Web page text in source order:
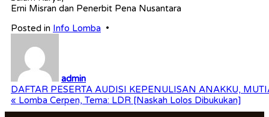
Erni Misran dan Penerbit Pena Nusantara
Posted in Info Lomba •
admin
Post
navigation
DAFTAR PESERTA AUDISI KEPENULISAN ANAKKU,
« Lomba Cerpen, Tema: LDR [Naskah Lolos Dibukukan]